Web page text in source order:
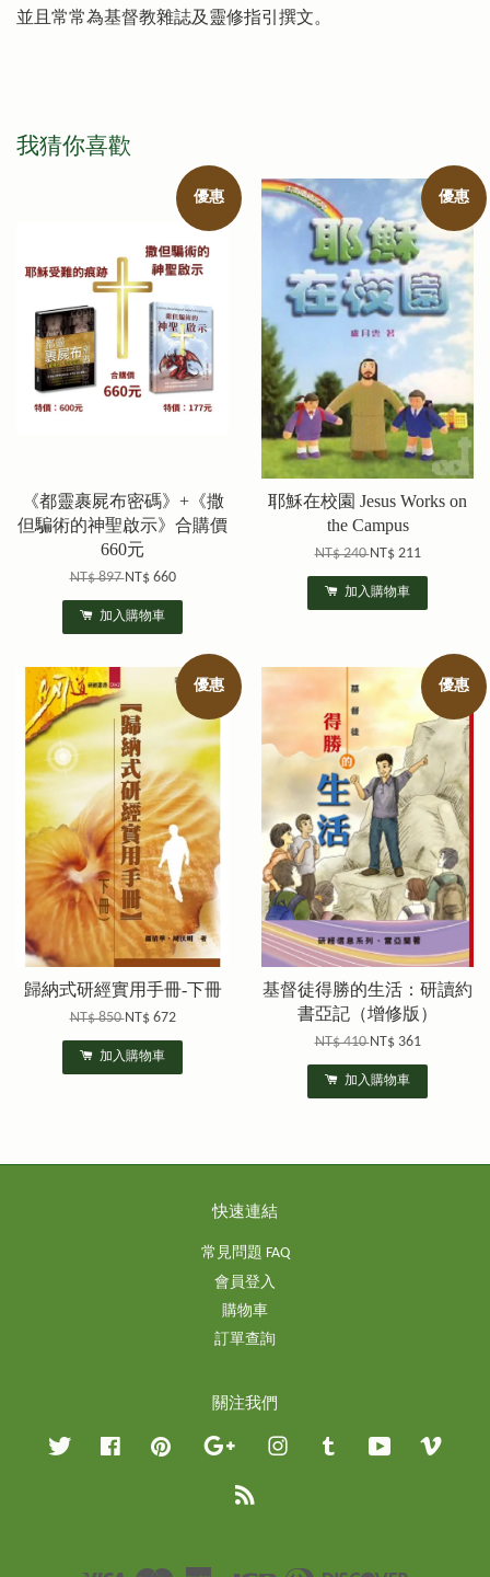
並且常常為基督教雜誌及靈修指引撰文。
我猜你喜歡
優惠
《都靈裹屍布密碼》+《撒
但騙術的神聖啟示》合購價
660元
NT$ 897NT$ 660
加入購物車
優惠
耶穌在校園 Jesus Works on
the Campus
NT$ 240NT$ 211
加入購物車
優惠
歸納式研經實用手冊-下冊
NT$ 850NT$ 672
加入購物車
優惠
基督徒得勝的生活：研讀約
書亞記（增修版）
NT$ 410NT$ 361
加入購物車
快速連結
常見問題 FAQ
會員登入
購物車
訂單查詢
關注我們
Twitter Facebook Pinterest Google InstagramTumblr YouTube